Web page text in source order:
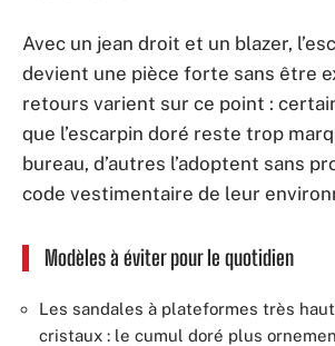
Avec un jean droit et un blazer,
devient une pièce forte sans être
retours varient sur ce point :
que l’escarpin doré reste trop
bureau, d’autres l’adoptent sans
code vestimentaire de leur
Modèles à éviter pour le quotidien
Les sandales à plateformes très
cristaux : le cumul doré plus